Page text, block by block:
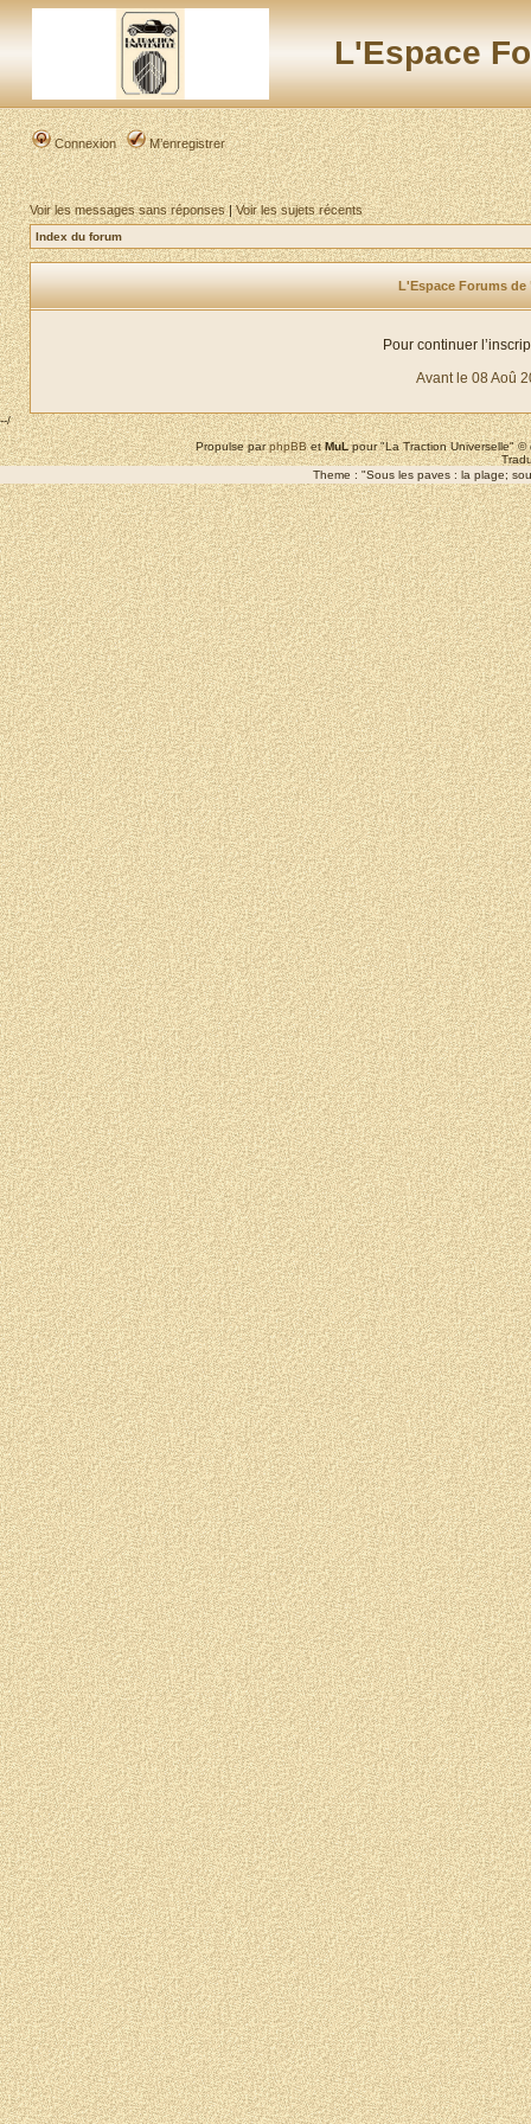
L'Espace
Connexion M’enregistrer
Voir les messages sans réponses|Voir les sujets récents
Index du forum
L'Espace Forums
Pour continuer
Avant le 08 Aoû
--/
Propulse parphpBBetMuLpour "La Traction Universelle"
Theme : "Sous les paves : la plage;